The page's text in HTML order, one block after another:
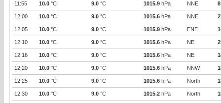
11:55 10.0 °C 9.0 °C 1015.9 hPa NNE 8
12:00 10.0 °C 9.0 °C 1015.6 hPa NNE
12:05 10.0 °C 9.0 °C 1015.9 hPa ENE
12:10 10.0 °C 9.0 °C 1015.6 hPa NE
12:16 10.0 °C 9.0 °C 1015.6 hPa NE
12:20 10.0 °C 9.0 °C 1015.6 hPa NNW
12:25 10.0 °C 9.0 °C 1015.6 hPa North
12:30 10.0 °C 9.0 °C 1015.2 hPa North